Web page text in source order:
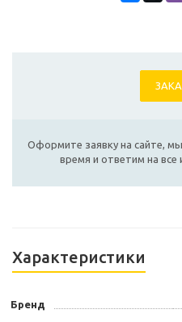
Оформите заявку на сайте,
время и ответим на
Характеристики
Бренд